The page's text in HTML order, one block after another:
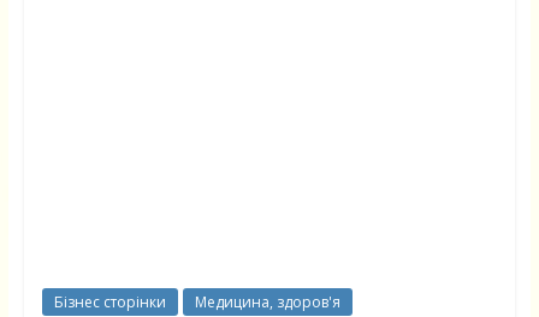
Бізнес сторінки Медицина, здоров'я